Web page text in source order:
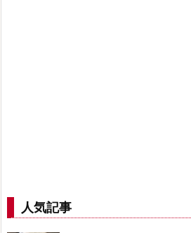
人気記事